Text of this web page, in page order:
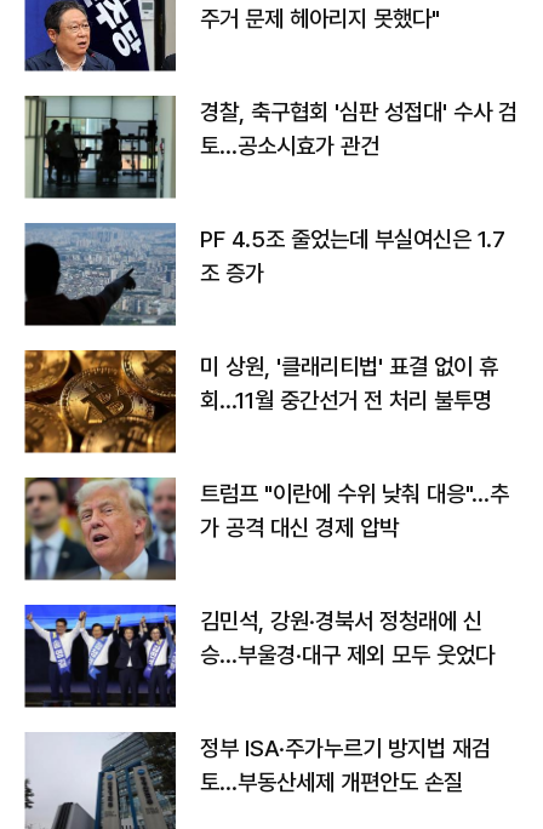
주거 문제 헤아리지 못했다"
경찰, 축구협회 '심판 성접대' 수사 검
토…공소시효가 관건
PF 4.5조 줄었는데 부실여신은 1.7
조 증가
미 상원, '클래리티법' 표결 없이 휴
회…11월 중간선거 전 처리 불투명
트럼프 "이란에 수위 낮춰 대응"…추
가 공격 대신 경제 압박
김민석, 강원·경북서 정청래에 신
승…부울경·대구 제외 모두 웃었다
정부 ISA·주가누르기 방지법 재검
토…부동산세제 개편안도 손질